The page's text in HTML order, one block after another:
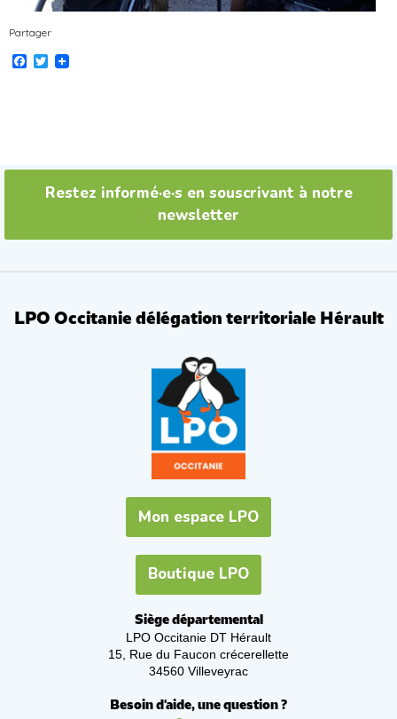
Partager
Facebook
Twitter
Restez informé·e·s en souscrivant à notre
newsletter
LPO Occitanie délégation territoriale Hérault
Mon espace LPO
Boutique LPO
Siège départemental
LPO Occitanie DT Hérault
15, Rue du Faucon crécerellette
34560 Villeveyrac
Besoin d'aide, une question ?